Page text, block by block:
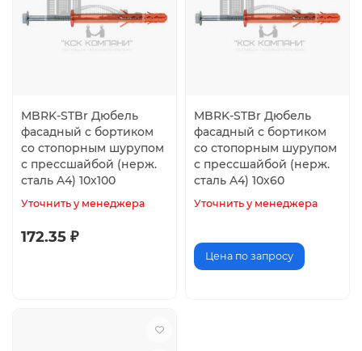
MBRK-STBr Дюбель
фасадный с бортиком
со стопорным шурупом
с прессшайбой (нерж.
сталь A4) 10х100
Уточнить у менеджера
172.35 ₽
MBRK-STBr Дюбель
фасадный с бортиком
со стопорным шурупом
с прессшайбой (нерж.
сталь A4) 10х60
Уточнить у менеджера
Цена по запросу